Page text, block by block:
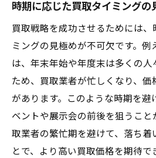
時期に応じた買取タイミングの
買取戦略を成功させるためには
ミングの見極めが不可欠です。例
は、年末年始や年度末は多くの人
ため、買取業者が忙しくなり、価
があります。このような時期を避
ベントや展示会の前後を狙うこと
取業者の繁忙期を避けて、落ち着
とで、より高い買取価格を期待で